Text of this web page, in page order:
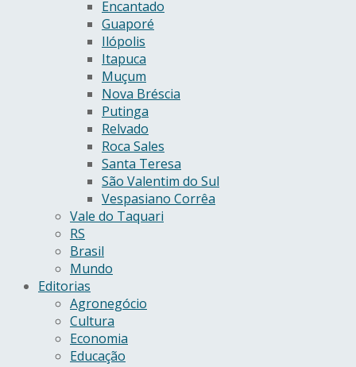
Encantado
Guaporé
Ilópolis
Itapuca
Muçum
Nova Bréscia
Putinga
Relvado
Roca Sales
Santa Teresa
São Valentim do Sul
Vespasiano Corrêa
Vale do Taquari
RS
Brasil
Mundo
Editorias
Agronegócio
Cultura
Economia
Educação